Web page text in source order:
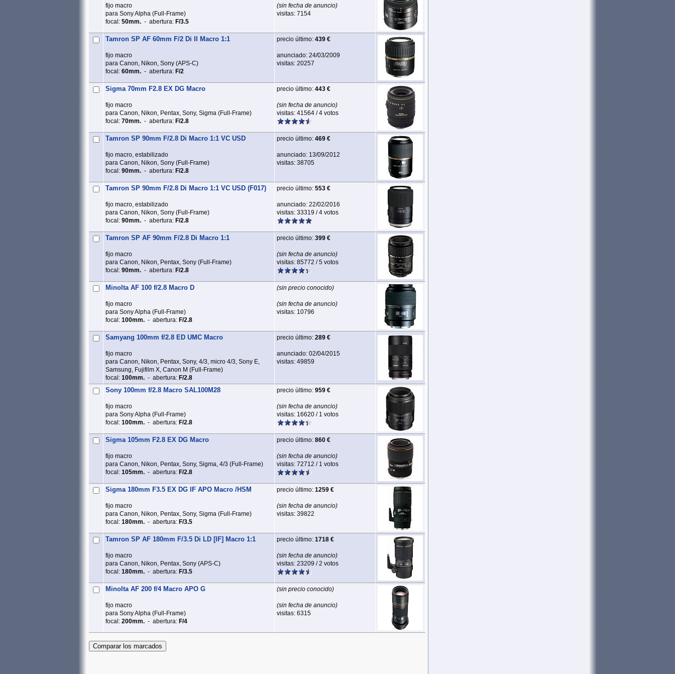
fijo macro
para Sony Alpha (Full‑Frame)
focal: 50mm. - abertura: F/3.5
(sin fecha de anuncio)
visitas: 7154
Tamron SP AF 60mm F/2 Di II Macro 1:1
fijo macro
para Canon, Nikon, Sony (APS‑C)
focal: 60mm. - abertura: F/2
precio último: 439 €
anunciado: 24/03/2009
visitas: 20257
Sigma 70mm F2.8 EX DG Macro
fijo macro
para Canon, Nikon, Pentax, Sony, Sigma (Full‑Frame)
focal: 70mm. - abertura: F/2.8
precio último: 443 €
(sin fecha de anuncio)
visitas: 41564 / 4 votos
Tamron SP 90mm F/2.8 Di Macro 1:1 VC USD
fijo macro, estabilizado
para Canon, Nikon, Sony (Full‑Frame)
focal: 90mm. - abertura: F/2.8
precio último: 469 €
anunciado: 13/09/2012
visitas: 38705
Tamron SP 90mm F/2.8 Di Macro 1:1 VC USD (F017)
fijo macro, estabilizado
para Canon, Nikon, Sony (Full‑Frame)
focal: 90mm. - abertura: F/2.8
precio último: 553 €
anunciado: 22/02/2016
visitas: 33319 / 4 votos
Tamron SP AF 90mm F/2.8 Di Macro 1:1
fijo macro
para Canon, Nikon, Pentax, Sony (Full‑Frame)
focal: 90mm. - abertura: F/2.8
precio último: 399 €
(sin fecha de anuncio)
visitas: 85772 / 5 votos
Minolta AF 100 f/2.8 Macro D
fijo macro
para Sony Alpha (Full‑Frame)
focal: 100mm. - abertura: F/2.8
(sin precio conocido)
(sin fecha de anuncio)
visitas: 10796
Samyang 100mm f/2.8 ED UMC Macro
fijo macro
para Canon, Nikon, Pentax, Sony, 4/3, micro 4/3, Sony E,
Samsung, Fujifilm X, Canon M (Full‑Frame)
focal: 100mm. - abertura: F/2.8
precio último: 289 €
anunciado: 02/04/2015
visitas: 49859
Sony 100mm f/2.8 Macro SAL100M28
fijo macro
para Sony Alpha (Full‑Frame)
focal: 100mm. - abertura: F/2.8
precio último: 959 €
(sin fecha de anuncio)
visitas: 16620 / 1 votos
Sigma 105mm F2.8 EX DG Macro
fijo macro
para Canon, Nikon, Pentax, Sony, Sigma, 4/3 (Full‑Frame)
focal: 105mm. - abertura: F/2.8
precio último: 860 €
(sin fecha de anuncio)
visitas: 72712 / 1 votos
Sigma 180mm F3.5 EX DG IF APO Macro /HSM
fijo macro
para Canon, Nikon, Pentax, Sony, Sigma (Full‑Frame)
focal: 180mm. - abertura: F/3.5
precio último: 1259 €
(sin fecha de anuncio)
visitas: 39822
Tamron SP AF 180mm F/3.5 Di LD [IF] Macro 1:1
fijo macro
para Canon, Nikon, Pentax, Sony (APS‑C)
focal: 180mm. - abertura: F/3.5
precio último: 1718 €
(sin fecha de anuncio)
visitas: 23209 / 2 votos
Minolta AF 200 f/4 Macro APO G
fijo macro
para Sony Alpha (Full‑Frame)
focal: 200mm. - abertura: F/4
(sin precio conocido)
(sin fecha de anuncio)
visitas: 6315